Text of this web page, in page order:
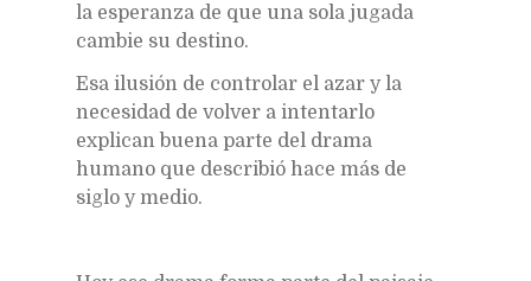
la esperanza de que una sola jugada
cambie su destino.
Esa ilusión de controlar el azar y la
necesidad de volver a intentarlo
explican buena parte del drama
humano que describió hace más de
siglo y medio.